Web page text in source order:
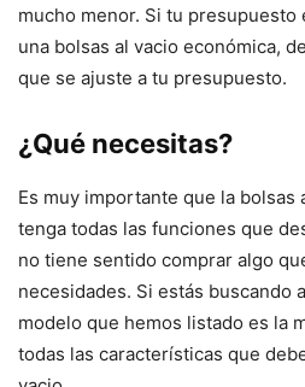
mucho menor. Si tu presupuesto
una bolsas al vacio económica,
que se ajuste a tu presupuesto.
¿Qué necesitas?
Es muy importante que la bolsas
tenga todas las funciones que
no tiene sentido comprar algo
necesidades. Si estás buscando
modelo que hemos listado es la
todas las características que